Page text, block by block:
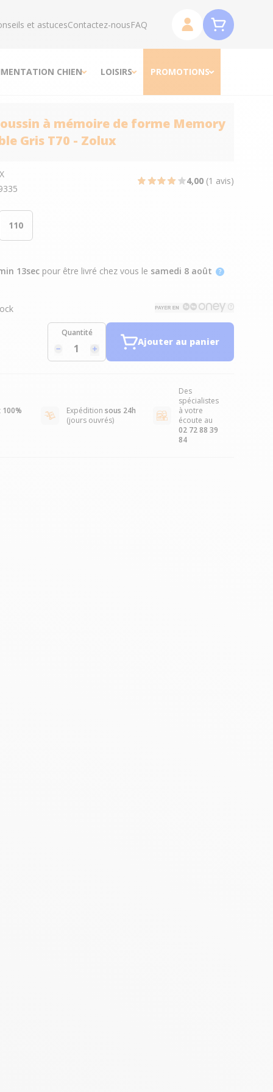
et astucesContactez-nousFAQ
CHIEN LOISIRS PROMOTIONS
à mémoire de forme Memory
Gris T70 - Zolux
4,00 (1 avis)
110
12secpour être livré chez vous le samedi 8 août
Quantité
Ajouter au panier
100%
Expédition sous 24h
(jours ouvrés)
Des
spécialistes
à votre
écoute au
02 72 88 39
84